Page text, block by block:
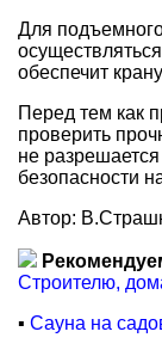
Для
обеспечит
Перед тем как
проверить
не
безопасности
Автор:
Строителю,
▪ Сауна на